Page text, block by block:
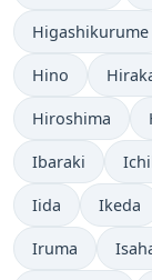
Higashikurume
Hino
Hiroshima
Ibaraki
Iida Ikeda
Iruma